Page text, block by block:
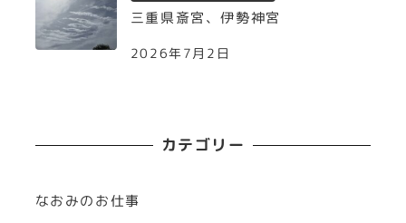
三重県斎宮、伊勢神宮
2026年7月2日
カテゴリー
なおみのお仕事